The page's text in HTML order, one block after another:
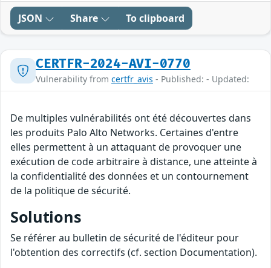
JSON Share To clipboard
CERTFR-2024-AVI-0770
Vulnerability from certfr_avis - Published: - Updated:
De multiples vulnérabilités ont été découvertes dans
les produits Palo Alto Networks. Certaines d'entre
elles permettent à un attaquant de provoquer une
exécution de code arbitraire à distance, une atteinte à
la confidentialité des données et un contournement
de la politique de sécurité.
Solutions
Se référer au bulletin de sécurité de l'éditeur pour
l'obtention des correctifs (cf. section Documentation).